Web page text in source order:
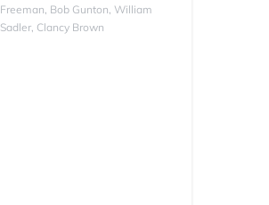
Freeman, Bob Gunton, William
Sadler, Clancy Brown